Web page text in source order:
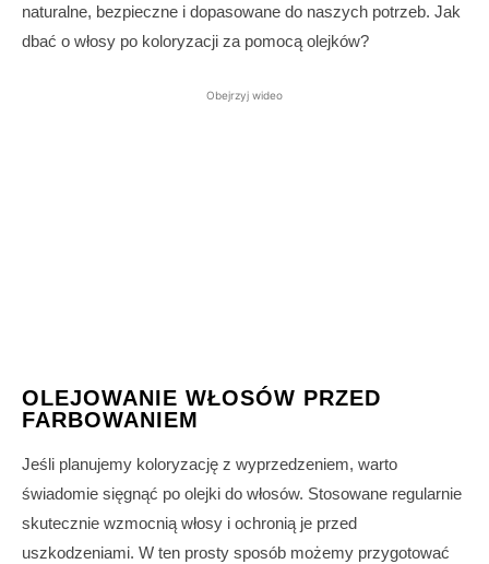
naturalne, bezpieczne i dopasowane do naszych potrzeb. Jak
dbać o włosy po koloryzacji za pomocą olejków?
Obejrzyj wideo
OLEJOWANIE WŁOSÓW PRZED
FARBOWANIEM
Jeśli planujemy koloryzację z wyprzedzeniem, warto
świadomie sięgnąć po olejki do włosów. Stosowane regularnie
skutecznie wzmocnią włosy i ochronią je przed
uszkodzeniami. W ten prosty sposób możemy przygotować